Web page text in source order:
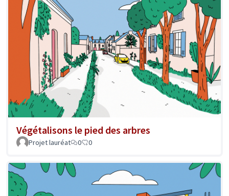
Végétalisons le pied des arbres
Projet lauréat 0 0